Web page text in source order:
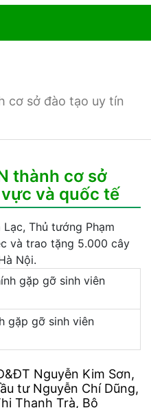
cơ sở đào tạo uy tín
thành cơ sở
và quốc tế
Thủ tướng Phạm
và trao tặng 5.000 cây
Nội.
gặp gỡ sinh viên
Nguyễn Kim Sơn,
tư Nguyễn Chí Dũng,
Thanh Trà, Bộ